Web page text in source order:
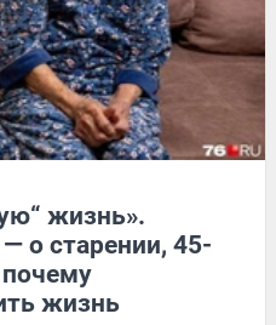
жизнь».
о старении, 45-
жизнь